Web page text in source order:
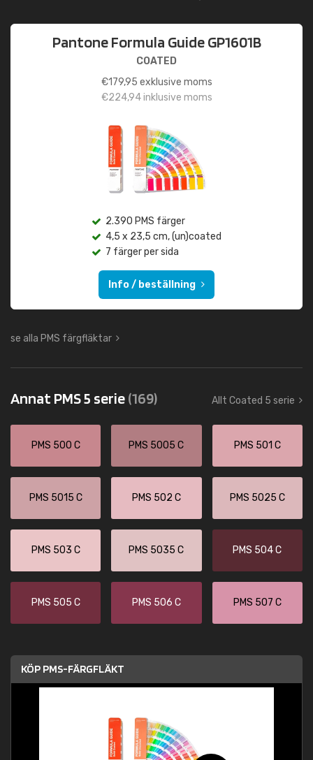
Pantone Formula Guide GP1601B
COATED
€179,95 exklusive moms
€224,94inklusive moms
2.390 PMS färger
4,5 x 23,5 cm, (un)coated
7 färger per sida
Info / beställning
se alla PMS färgfläktar
Annat PMS 5 serie(169) Allt Coated 5 serie
PMS 500 C PMS 5005 C PMS 501 C
PMS 5015 C PMS 502 C PMS 5025 C
PMS 503 C PMS 5035 C PMS 504 C
PMS 505 C PMS 506 C PMS 507 C
KÖP PMS-FÄRGFLÄKT